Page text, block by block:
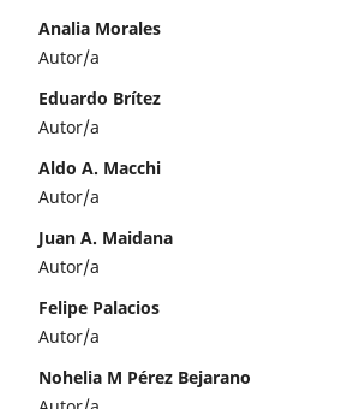
Analia Morales
Autor/a
Eduardo Brítez
Autor/a
Aldo A. Macchi
Autor/a
Juan A. Maidana
Autor/a
Felipe Palacios
Autor/a
Nohelia M Pérez Bejarano